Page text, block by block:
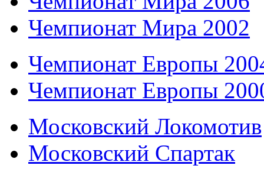
Чемпионат Мира 2002
Чемпионат Европы
Чемпионат Европы
Московский Локомотив
Московский Спартак